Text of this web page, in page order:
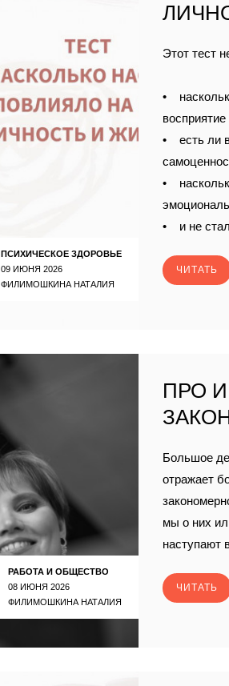
ПСИХИЧЕСКОЕ ЗДОРОВЬЕ
09 ИЮНЯ 2026
ФИЛИМОШКИНА НАТАЛИЯ
Этот тест
•
восприятие
• есть ли
•
• и не
ЧИТАТЬ
РАБОТА И ОБЩЕСТВО
08 ИЮНЯ 2026
ФИЛИМОШКИНА НАТАЛИЯ
ПРО
Большое
отражает
мы о них
наступают
ЧИТАТЬ